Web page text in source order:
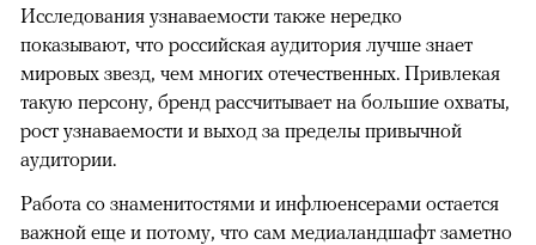
Исследования узнаваемости также нередко
показывают, что российская аудитория лучше знает
мировых звезд, чем многих отечественных. Привлекая
такую персону, бренд рассчитывает на большие охваты,
рост узнаваемости и выход за пределы привычной
аудитории.
Работа со знаменитостями и инфлюенсерами остается
важной еще и потому, что сам медиаландшафт заметно